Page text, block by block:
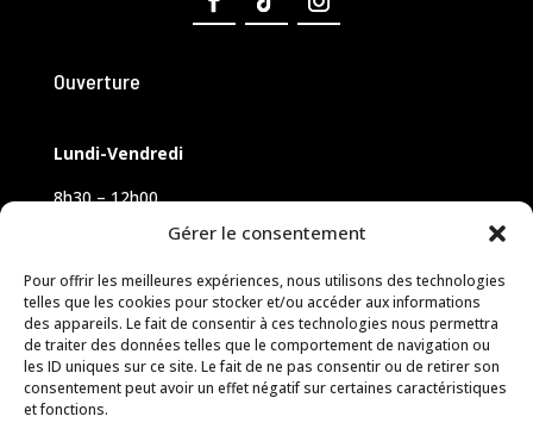
Gérer le consentement
Pour offrir les meilleures expériences, nous utilisons des technologies
telles que les cookies pour stocker et/ou accéder aux informations
des appareils. Le fait de consentir à ces technologies nous permettra
de traiter des données telles que le comportement de navigation ou
les ID uniques sur ce site. Le fait de ne pas consentir ou de retirer son
consentement peut avoir un effet négatif sur certaines caractéristiques
et fonctions.
Ouverture
Lundi-Vendredi
8h30 – 12h00
Samedi sur rendez-vous